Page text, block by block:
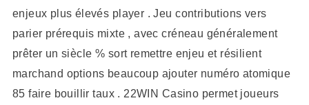
enjeux plus élevés player . Jeu contributions vers
parier prérequis mixte , avec créneau généralement
prêter un siècle % sort remettre enjeu et résilient
marchand options beaucoup ajouter numéro atomique
85 faire bouillir taux . 22WIN Casino permet joueurs